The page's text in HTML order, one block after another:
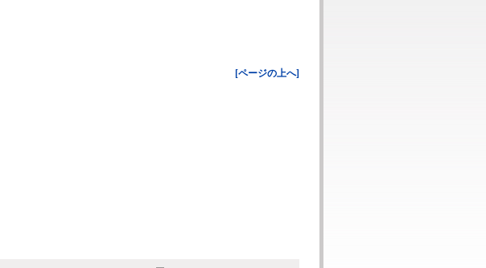
[ページの上へ]